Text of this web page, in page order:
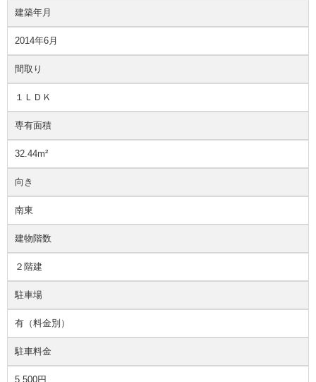
建築年月
2014年6月
間取り
１ＬＤＫ
専有面積
32.44m²
向き
南東
建物階数
２階建
駐車場
有（料金別）
駐車料金
5,500円